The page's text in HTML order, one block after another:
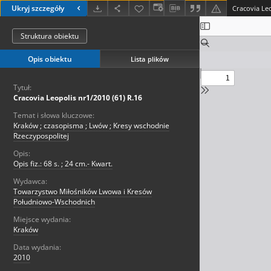
Ukryj szczegóły Cracovia
Struktura obiektu
Opis obiektu Lista plików
Tytuł:
Cracovia Leopolis nr1/2010 (61) R.16
Temat i słowa kluczowe:
Kraków ; czasopisma ; Lwów ; Kresy wschodnie
Rzeczypospolitej
Opis:
Opis fiz.: 68 s. ; 24 cm.- Kwart.
Wydawca:
Towarzystwo Miłośników Lwowa i Kresów
Południowo-Wschodnich
Miejsce wydania:
Kraków
Data wydania:
2010